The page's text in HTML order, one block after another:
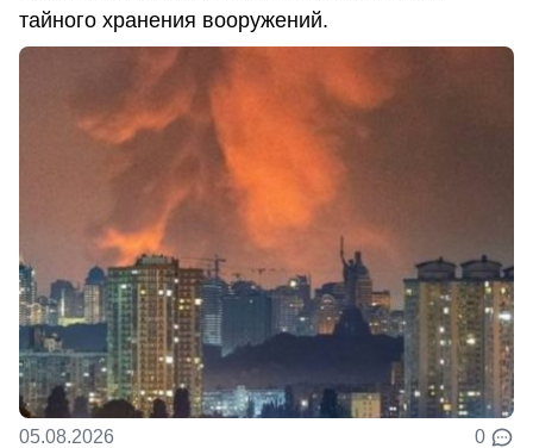
тайного хранения вооружений.
05.08.2026 0